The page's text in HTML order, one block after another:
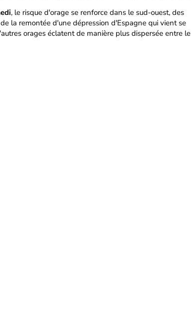
, le risque d'orage se renforce dans le sud-ouest, des
la remontée d'une dépression d'Espagne qui vient se
orages éclatent de manière plus dispersée entre le